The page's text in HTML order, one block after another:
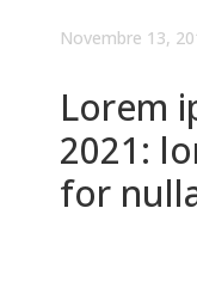
Novembre 13,
Lorem
2021:
for